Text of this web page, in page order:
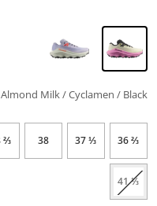
Almond Milk / Cyclamen / Black
⅔ 36
⅓ 37
38
⅔ 38
⅓ 41